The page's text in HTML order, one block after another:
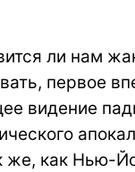
ли нам
первое
видение
как Нью-